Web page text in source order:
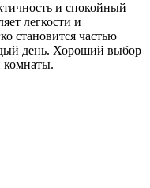
и спокойный
легкости и
становится частью
день. Хороший выбор
комнаты.